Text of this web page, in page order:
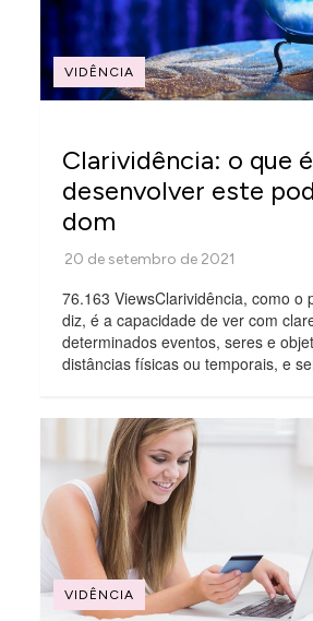
VIDÊNCIA
Clarividência: o que
desenvolver este
dom
76.163 ViewsClarividência, como o
diz, é a capacidade de ver com
determinados eventos, seres e
distâncias físicas ou temporais, e
VIDÊNCIA